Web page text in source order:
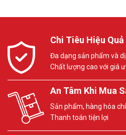
Chi Tiêu Hiệu Quả
Đa dạng sản phẩm và
Chất lượng cao với giá
An Tâm Khi Mua
Sản phẩm, hàng hóa
Thanh toán tiện lợi